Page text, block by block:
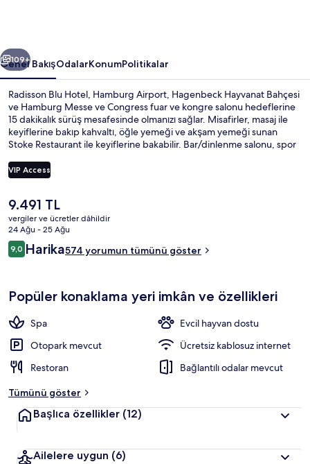
Sonraki
109+
Genel BakışOdalarKonumPolitikalar
Radisson Blu Hotel, Hamburg Airport, Hagenbeck Hayvanat Bahçesi
ve Hamburg Messe ve Congress fuar ve kongre salonu hedeflerine
15 dakikalık sürüş mesafesinde olmanızı sağlar. Misafirler, masaj ile
keyiflerine bakıp kahvaltı, öğle yemeği ve akşam yemeği sunan
Stoke Restaurant ile keyiflerine bakabilir. Bar/dinlenme salonu, spor
Misafirler arasında yardıma hazır personel ve havaalanına yakın
konum popüler. Toplu taşıma yakındadır, Hamburg Havalimanı
dakikalık yürüme mesafesinde bulunur.
VIP Access
Şu
anki
fiyat
9.491 TL
9.491 TL
vergiler ve ücretler dâhildir
24 Ağu - 25 Ağu
Yorumlar
9,09,0/10
Harika574 yorumun tümünü göster
Popüler konaklama yeri imkân ve özellikleri
Spa
Evcil hayvan dostu
Otopark mevcut
Ücretsiz kablosuz internet
Restoran
Bağlantılı odalar mevcut
Tümünü göster
Başlıca özellikler (12)
Ailelere uygun (6)